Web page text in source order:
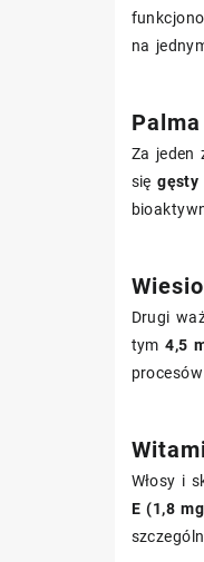
na
Za jeden
sięgęsty
Drugi
tym4,5
Włosy i
E (1,8